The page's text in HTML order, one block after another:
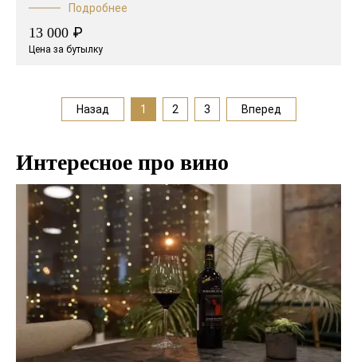
Подробнее
13 000 ₽
Цена за бутылку
Назад 1 2 3 Вперед
Интересное про вино